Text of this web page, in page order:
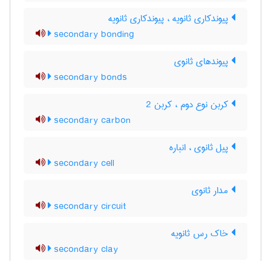
پیوندکاری ثانویه ، پیوند‌کاری ثانویه
secondary bonding
پیوندهای ثانوی
secondary bonds
کربن نوع دوم ، کربن 2
secondary carbon
پیل ثانوی ، انباره
secondary cell
مدار ثانوی
secondary circuit
خاک رس ثانویه
secondary clay